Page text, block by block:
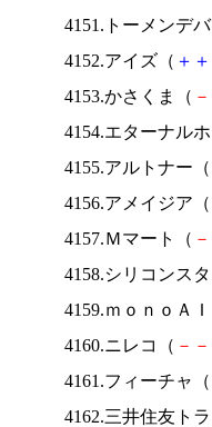
4151.トーメンデ
4152.アイズ（ ＋ ＋
4153.かさくま（ －
4154.エターナル
4155.アルトナー（
4156.アメイジア（
4157.Ｍマート（ －
4158.シリコンス
4159.ｍｏｎｏＡ
4160.ニレコ（ － －
4161.フィーチャ（
4162.三井住友ト